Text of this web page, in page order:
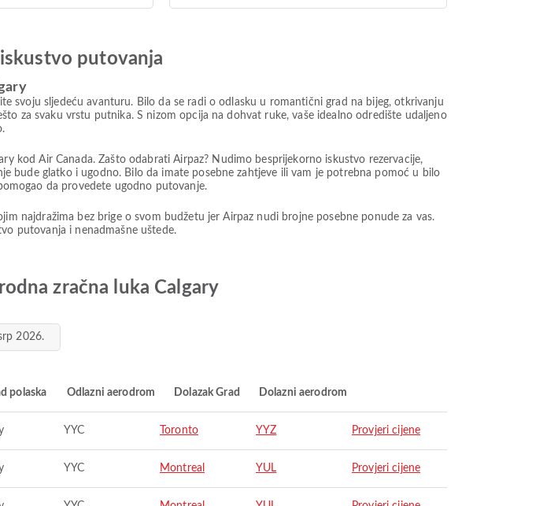
putovanja
svoju sljedeću avanturu. Bilo da se radi o odlasku u romantični grad na bijeg, otkrivanju
za svaku vrstu putnika. S nizom opcija na dohvat ruke, vaše idealno odredište udaljeno
kod Air Canada. Zašto odabrati Airpaz? Nudimo besprijekorno iskustvo rezervacije,
bude glatko i ugodno. Bilo da imate posebne zahtjeve ili vam je potrebna pomoć u bilo
da provedete ugodno putovanje.
najdražima bez brige o svom budžetu jer Airpaz nudi brojne posebne ponude za vas.
putovanja i nenadmašne uštede.
zračna luka Calgary
2026.
polaska Odlazni aerodrom Dolazak Grad Dolazni aerodrom
YYC Toronto YYZ Provjeri cijene
YYC Montreal YUL Provjeri cijene